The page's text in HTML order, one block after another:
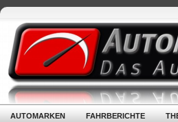
AUTOMARKEN FAHRBERICHTE